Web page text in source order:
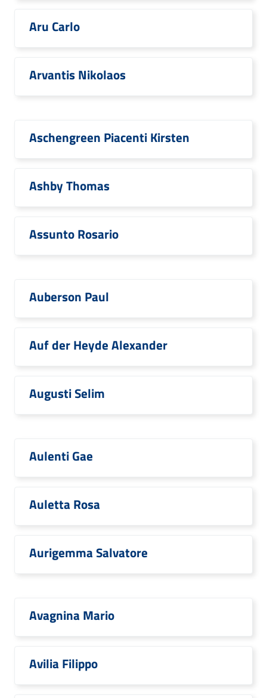
Aru Carlo
Arvantis Nikolaos
Aschengreen Piacenti Kirsten
Ashby Thomas
Assunto Rosario
Auberson Paul
Auf der Heyde Alexander
Augusti Selim
Aulenti Gae
Auletta Rosa
Aurigemma Salvatore
Avagnina Mario
Avilia Filippo